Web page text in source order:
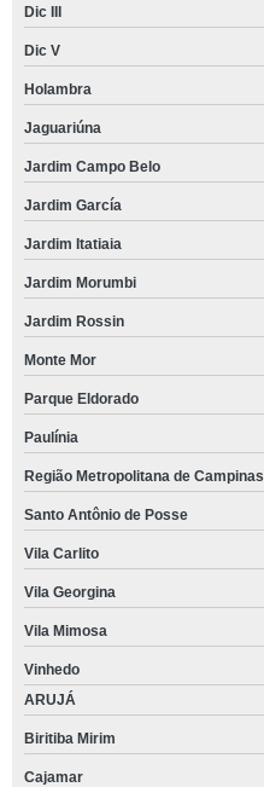
Dic III
Dic V
Holambra
Jaguariúna
Jardim Campo Belo
Jardim García
Jardim Itatiaia
Jardim Morumbi
Jardim Rossin
Monte Mor
Parque Eldorado
Paulínia
Região Metropolitana de Campinas
Santo Antônio de Posse
Vila Carlito
Vila Georgina
Vila Mimosa
Vinhedo
ARUJÁ
Biritiba Mirim
Cajamar